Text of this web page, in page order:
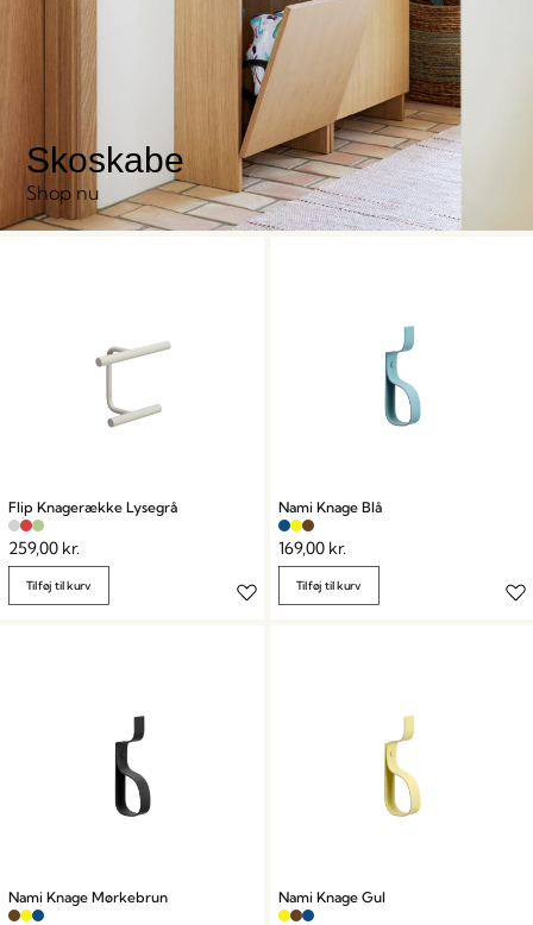
Skoskabe
Shop nu
Flip Knagerække Lysegrå
259,00 kr.
Tilføj til kurv
Nami Knage Blå
169,00 kr.
Tilføj til kurv
Nami Knage Mørkebrun Nami Knage Gul